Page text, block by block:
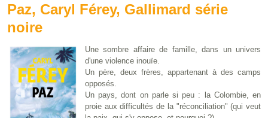
Paz, Caryl Férey, Gallimard série
noire
Une sombre affaire de famille, dans un univers
d'une violence inouïe.
Un père, deux frères, appartenant à des camps
opposés.
Un pays, dont on parle si peu : la Colombie, en
proie aux difficultés de la "réconciliation" (qui veut